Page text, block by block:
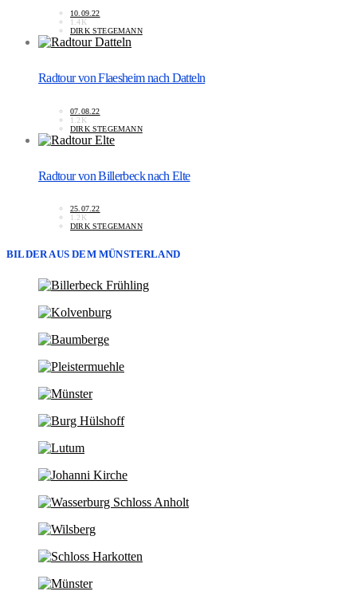
10.09.22
1.4K
DIRK STEGEMANN
Radtour von Flaesheim nach Datteln
07.08.22
1.2K
DIRK STEGEMANN
Radtour von Billerbeck nach Elte
25.07.22
1.2K
DIRK STEGEMANN
BILDER AUS DEM MÜNSTERLAND